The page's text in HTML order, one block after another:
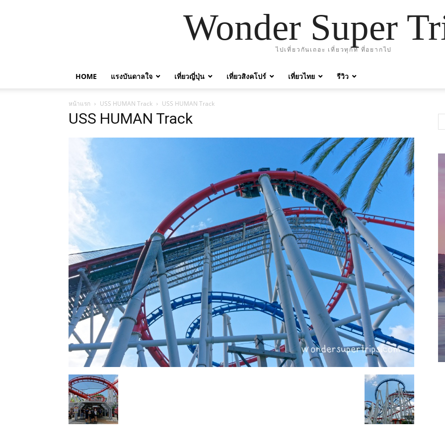
Wonder Super
ไปเที่ยวกันเถอะ เที่ยวทุกที่ ที่อยากไป
HOME แรงบันดาลใจ เที่ยวญี่ปุ่น เที่ยวสิงคโปร์ เที่ยวไทย รีวิว
หน้าแรก USS HUMAN Track USS HUMAN Track
USS HUMAN Track